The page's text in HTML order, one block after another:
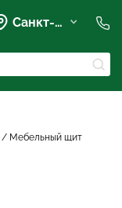
Санкт-Петербург
+7 (903) 684-62-00
/ Мебельный щит